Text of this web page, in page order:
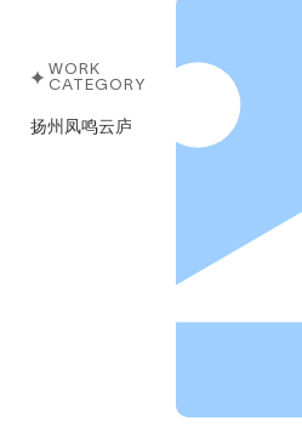
WORK
CATEGORY
扬州凤鸣云庐